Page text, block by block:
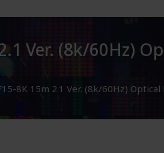
Ver. (8k/60Hz)
8K 15m 2.1 Ver. (8k/60Hz)